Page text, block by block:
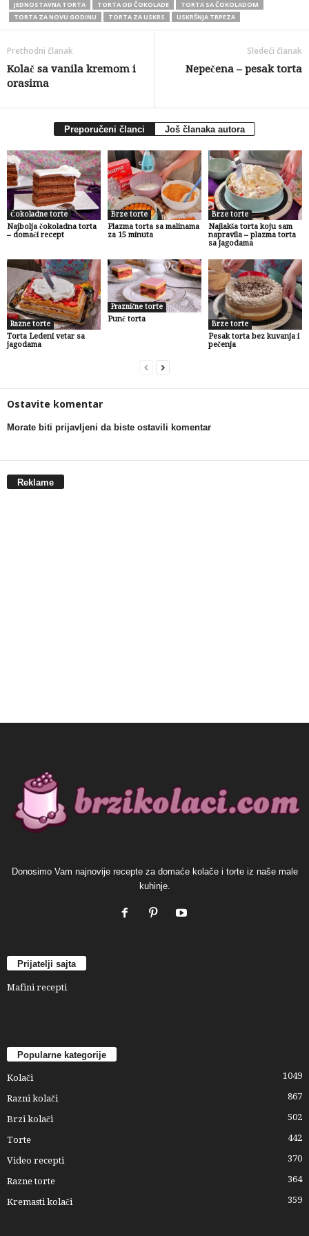
JEDNOSTAVNA TORTA
TORTA OD ČOKOLADE
TORTA SA ČOKOLADOM
TORTA ZA NOVU GODINU
TORTA ZA USKRS USKRŠNJA TRPEZA
Prethodni članak
Kolač sa vanila kremom i
orasima
Sledeći članak
Nepečena – pesak torta
Preporučeni članci Još članaka autora
Čokoladne torte
Najbolja čokoladna torta
– domaći recept
Brze torte
Plazma torta sa malinama
za 15 minuta
Brze torte
Najlakša torta koju sam
napravila – plazma torta
sa jagodama
Razne torte
Torta Ledeni vetar sa
jagodama
Praznične torte
Punč torta
Brze torte
Pesak torta bez kuvanja i
pečenja
Ostavite komentar
Morate biti prijavljeni da biste ostavili komentar
Reklame
Donosimo Vam najnovije recepte za domaće kolače i torte iz naše male
kuhinje.
Prijatelji sajta
Mafini recepti
Popularne kategorije
Kolači 1049
Razni kolači 867
Brzi kolači 502
Torte 442
Video recepti 370
Razne torte 364
Kremasti kolači 359